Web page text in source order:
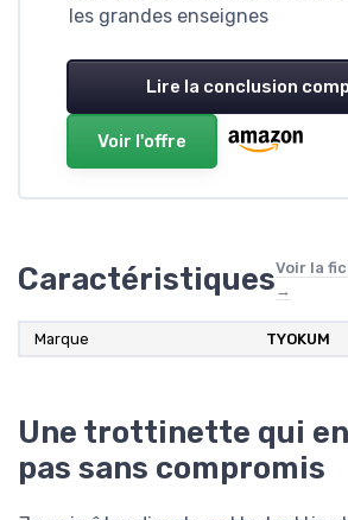
les grandes enseignes
Lire la conclusion
Voir l'offre
CaractéristiquesVoir la
→
Marque TYOKUM
Une trottinette qui
pas sans compromis